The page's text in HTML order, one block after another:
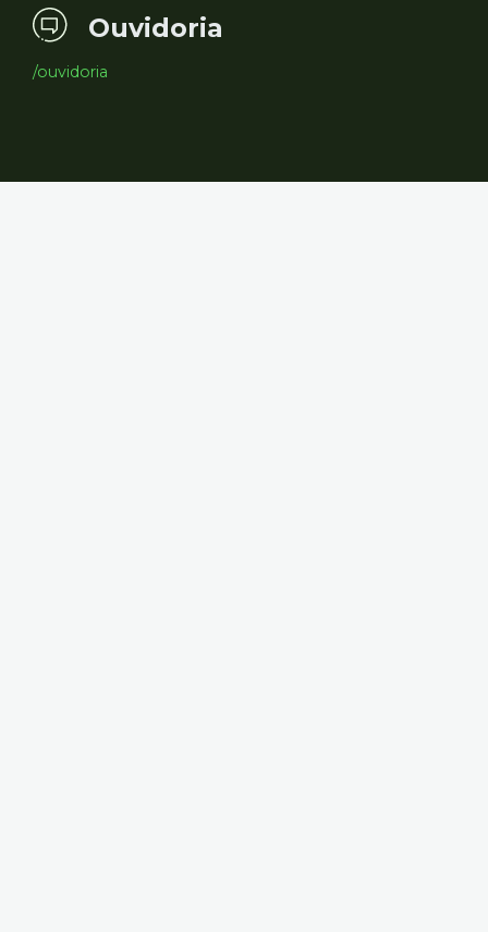
Ouvidoria
/ouvidoria